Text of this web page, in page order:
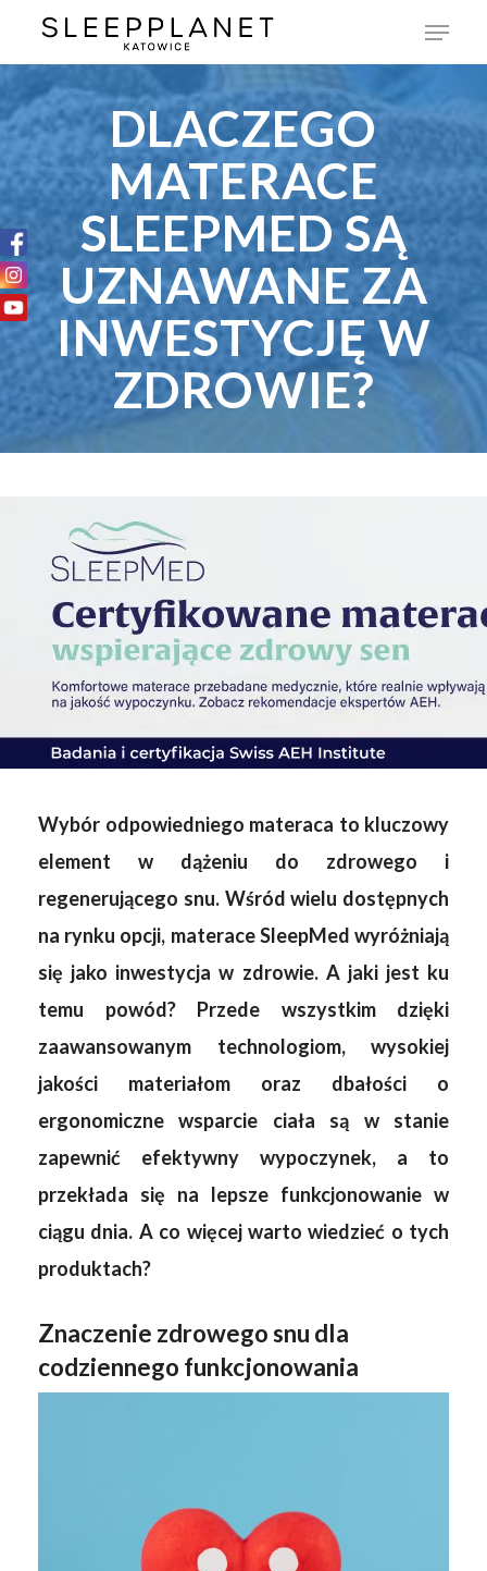
DLACZEGO
MATERACE
SLEEPMED SĄ
UZNAWANE ZA
INWESTYCJĘ W
ZDROWIE?
Wybór odpowiedniego materaca to kluczowy
element w dążeniu do zdrowego i
regenerującego snu. Wśród wielu dostępnych
na rynku opcji, materace SleepMed wyróżniają
się jako inwestycja w zdrowie. A jaki jest ku
temu powód? Przede wszystkim dzięki
zaawansowanym technologiom, wysokiej
jakości materiałom oraz dbałości o
ergonomiczne wsparcie ciała są w stanie
zapewnić efektywny wypoczynek, a to
przekłada się na lepsze funkcjonowanie w
ciągu dnia. A co więcej warto wiedzieć o tych
produktach?
Znaczenie zdrowego snu dla
codziennego funkcjonowania